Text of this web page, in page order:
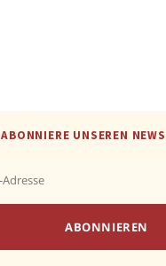
ABONNIERE UNSEREN